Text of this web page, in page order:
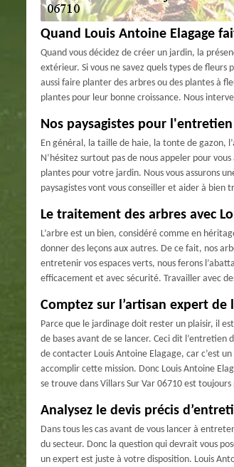
Quand Louis Antoine Elagage
Quand vous décidez de créer un jardin, la
extérieur. Si vous ne savez quels types de
aussi faire planter des arbres ou des plantes à
plantes pour leur bonne croissance. Nous
Nos paysagistes pour
En général, la taille de haie, la tonte de gazon,
N’hésitez surtout pas de nous appeler pour
plantes pour votre jardin. Nous vous assurons
paysagistes vont vous conseiller et aider à bien
Le traitement des arbres avec
L’arbre est un bien, considéré comme en
donner des leçons aux autres. De ce fait, nos
entretenir vos espaces verts, nous ferons
efficacement et avec sécurité. Travailler avec
Comptez sur l’artisan expert
Parce que le jardinage doit rester un plaisir, il
de bases avant de se lancer. Ceci dit
de contacter Louis Antoine Elagage, car c’est
accomplir cette mission. Donc Louis Antoine
se trouve dans Villars Sur Var 06710 est
Analysez le devis précis
Dans tous les cas avant de vous lancer à
du secteur. Donc la question qui devrait vous
un expert est juste à votre disposition. Louis